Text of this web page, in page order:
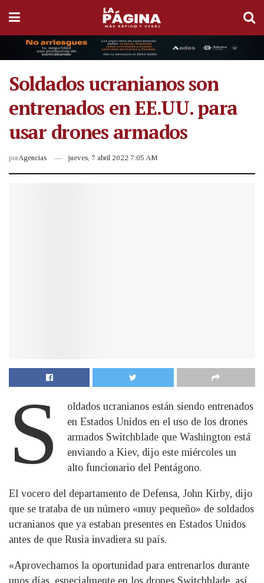
Soldados ucranianos son
entrenados en EE.UU. para
usar drones armados
porAgencias jueves, 7 abril 2022 7:05 AM
S
oldados ucranianos están siendo entrenados
en Estados Unidos en el uso de los drones
armados Switchblade que Washington está
enviando a Kiev, dijo este miércoles un
alto funcionario del Pentágono.
El vocero del departamento de Defensa, John Kirby, dijo
que se trataba de un número «muy pequeño» de soldados
ucranianos que ya estaban presentes en Estados Unidos
antes de que Rusia invadiera su país.
«Aprovechamos la oportunidad para entrenarlos durante